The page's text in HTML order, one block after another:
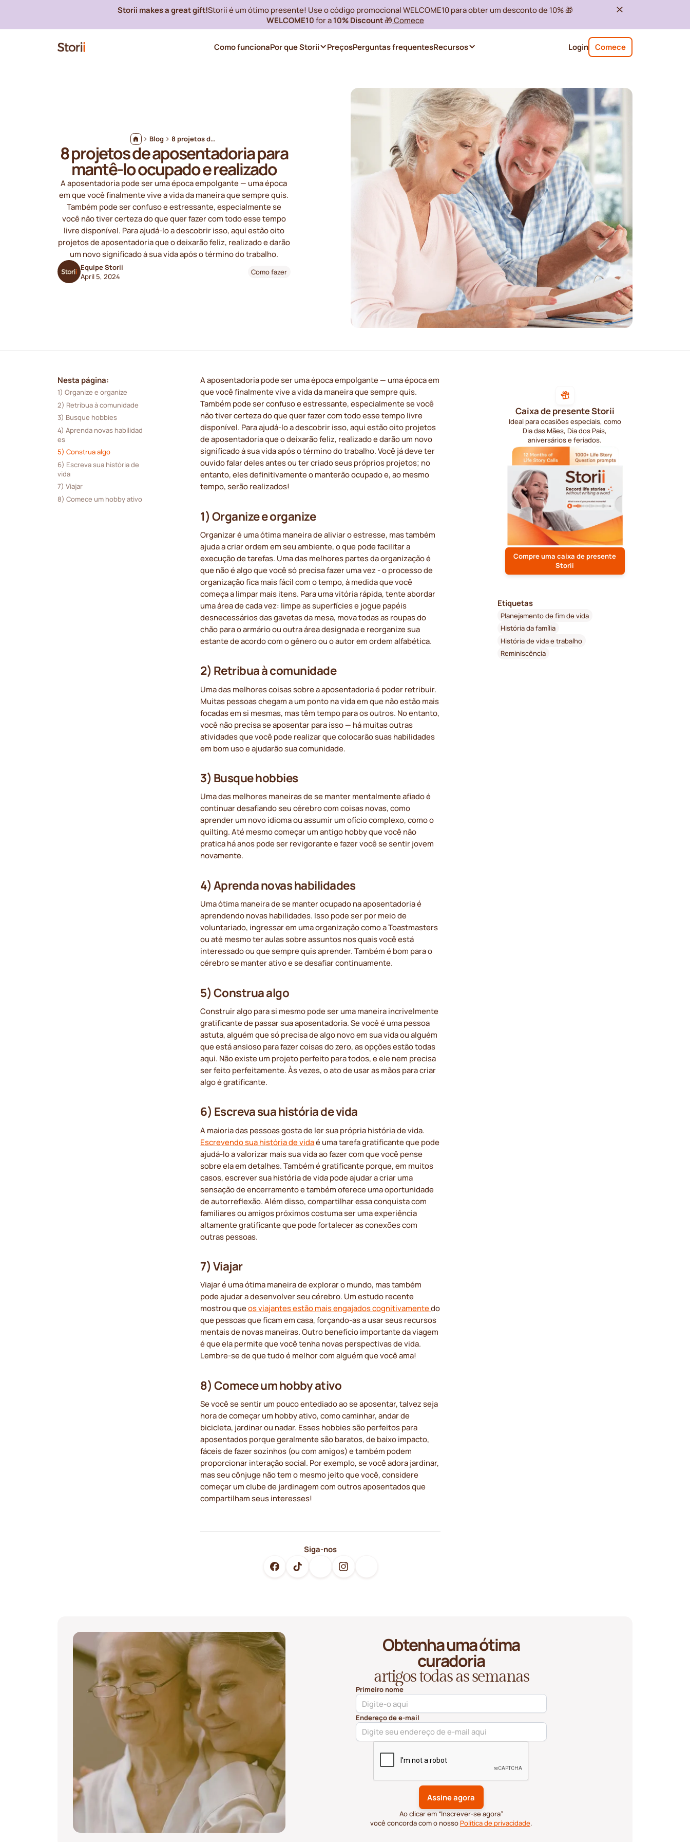
Storii makes a great gift!Storii é um ótimo presente! Use o código promocional WELCOME10 para obter um desconto de 10% 🎁
WELCOME10 for a10% Discount🎁 Comece
Login Comece
Como funcionaPor que Storii PreçosPerguntas frequentesRecursos
Blog 8 projetos de aposentadoria para mantê-lo ocupado e realizado
8 projetos de aposentadoria para
mantê-lo ocupado e realizado
A aposentadoria pode ser uma época empolgante — uma época
em que você finalmente vive a vida da maneira que sempre quis.
Também pode ser confuso e estressante, especialmente se
você não tiver certeza do que quer fazer com todo esse tempo
livre disponível. Para ajudá-lo a descobrir isso, aqui estão oito
projetos de aposentadoria que o deixarão feliz, realizado e darão
um novo significado à sua vida após o término do trabalho.
Equipe Storii
April 5, 2024
Como fazer
Nesta página:
1) Organize e organize
2) Retribua à comunidade
3) Busque hobbies
4) Aprenda novas habilidad
es
5) Construa algo
6) Escreva sua história de
vida
7) Viajar
8) Comece um hobby ativo
A aposentadoria pode ser uma época empolgante — uma época em
que você finalmente vive a vida da maneira que sempre quis.
Também pode ser confuso e estressante, especialmente se você
não tiver certeza do que quer fazer com todo esse tempo livre
disponível. Para ajudá-lo a descobrir isso, aqui estão oito projetos
de aposentadoria que o deixarão feliz, realizado e darão um novo
significado à sua vida após o término do trabalho. Você já deve ter
ouvido falar deles antes ou ter criado seus próprios projetos; no
entanto, eles definitivamente o manterão ocupado e, ao mesmo
tempo, serão realizados!
1) Organize e organize
Organizar é uma ótima maneira de aliviar o estresse, mas também
ajuda a criar ordem em seu ambiente, o que pode facilitar a
execução de tarefas. Uma das melhores partes da organização é
que não é algo que você só precisa fazer uma vez - o processo de
organização fica mais fácil com o tempo, à medida que você
começa a limpar mais itens. Para uma vitória rápida, tente abordar
uma área de cada vez: limpe as superfícies e jogue papéis
desnecessários das gavetas da mesa, mova todas as roupas do
chão para o armário ou outra área designada e reorganize sua
estante de acordo com o gênero ou o autor em ordem alfabética.
2) Retribua à comunidade
Uma das melhores coisas sobre a aposentadoria é poder retribuir.
Muitas pessoas chegam a um ponto na vida em que não estão mais
focadas em si mesmas, mas têm tempo para os outros. No entanto,
você não precisa se aposentar para isso — há muitas outras
atividades que você pode realizar que colocarão suas habilidades
em bom uso e ajudarão sua comunidade.
3) Busque hobbies
Uma das melhores maneiras de se manter mentalmente afiado é
continuar desafiando seu cérebro com coisas novas, como
aprender um novo idioma ou assumir um ofício complexo, como o
quilting. Até mesmo começar um antigo hobby que você não
pratica há anos pode ser revigorante e fazer você se sentir jovem
novamente.
4) Aprenda novas habilidades
Uma ótima maneira de se manter ocupado na aposentadoria é
aprendendo novas habilidades. Isso pode ser por meio de
voluntariado, ingressar em uma organização como a Toastmasters
ou até mesmo ter aulas sobre assuntos nos quais você está
interessado ou que sempre quis aprender. Também é bom para o
cérebro se manter ativo e se desafiar continuamente.
5) Construa algo
Construir algo para si mesmo pode ser uma maneira incrivelmente
gratificante de passar sua aposentadoria. Se você é uma pessoa
astuta, alguém que só precisa de algo novo em sua vida ou alguém
que está ansioso para fazer coisas do zero, as opções estão todas
aqui. Não existe um projeto perfeito para todos, e ele nem precisa
ser feito perfeitamente. Às vezes, o ato de usar as mãos para criar
algo é gratificante.
6) Escreva sua história de vida
A maioria das pessoas gosta de ler sua própria história de vida.
Escrevendo sua história de vidaé uma tarefa gratificante que pode
ajudá-lo a valorizar mais sua vida ao fazer com que você pense
sobre ela em detalhes. Também é gratificante porque, em muitos
casos, escrever sua história de vida pode ajudar a criar uma
sensação de encerramento e também oferece uma oportunidade
de autorreflexão. Além disso, compartilhar essa conquista com
familiares ou amigos próximos costuma ser uma experiência
altamente gratificante que pode fortalecer as conexões com
outras pessoas.
7) Viajar
Viajar é uma ótima maneira de explorar o mundo, mas também
pode ajudar a desenvolver seu cérebro. Um estudo recente
mostrou queos viajantes estão mais engajados cognitivamentedo
que pessoas que ficam em casa, forçando-as a usar seus recursos
mentais de novas maneiras. Outro benefício importante da viagem
é que ela permite que você tenha novas perspectivas de vida.
Lembre-se de que tudo é melhor com alguém que você ama!
8) Comece um hobby ativo
Se você se sentir um pouco entediado ao se aposentar, talvez seja
hora de começar um hobby ativo, como caminhar, andar de
bicicleta, jardinar ou nadar. Esses hobbies são perfeitos para
aposentados porque geralmente são baratos, de baixo impacto,
fáceis de fazer sozinhos (ou com amigos) e também podem
proporcionar interação social. Por exemplo, se você adora jardinar,
mas seu cônjuge não tem o mesmo jeito que você, considere
começar um clube de jardinagem com outros aposentados que
compartilham seus interesses!
Siga-nos
Caixa de presente Storii
Ideal para ocasiões especiais, como
Dia das Mães, Dia dos Pais,
aniversários e feriados.
Compre uma caixa de presente
Storii
Etiquetas
Planejamento de fim de vida
História da família
História de vida e trabalho
Reminiscência
Obtenha uma ótima
curadoria
artigos todas as semanas
Primeiro nome
Endereço de e-mail
Ao clicar em “Inscrever-se agora”
você concorda com o nosso Política de privacidade.